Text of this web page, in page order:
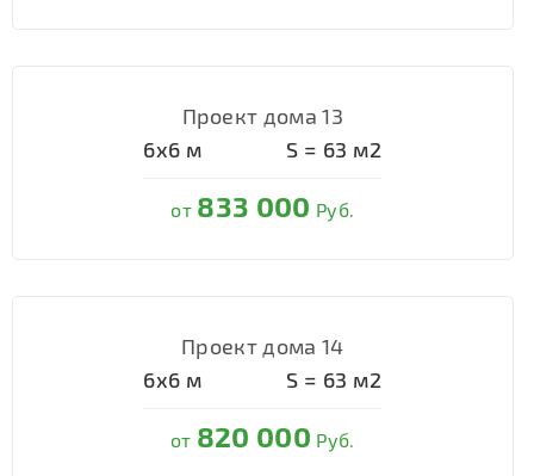
Проект дома 13
6х6 м S = 63 м2
от 833 000 Руб.
Проект дома 14
6х6 м S = 63 м2
от 820 000 Руб.